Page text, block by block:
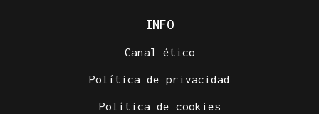
INFO
Canal ético
Política de privacidad
Política de cookies